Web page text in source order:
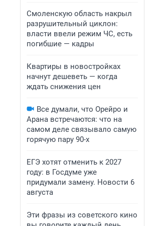
Смоленскую область накрыл
разрушительный циклон:
власти ввели режим ЧС, есть
погибшие — кадры
Квартиры в новостройках
начнут дешеветь — когда
ждать снижения цен
Все думали, что Орейро и
Арана встречаются: что на
самом деле связывало самую
горячую пару 90-х
ЕГЭ хотят отменить к 2027
году: в Госдуме уже
придумали замену. Новости 6
августа
Эти фразы из советского кино